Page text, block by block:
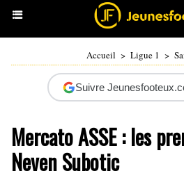
Accueil > Ligue 1 >
Suivre
Mercato ASSE : les
Neven Subotic